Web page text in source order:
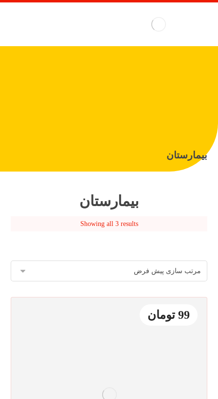
بیمارستان
بیمارستان
Showing all 3 results
99 تومان